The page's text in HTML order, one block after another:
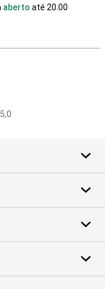
aberto até 20.00